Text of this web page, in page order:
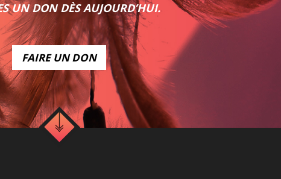
UN DON DÈS AUJOURD’HUI.
FAIRE UN DON